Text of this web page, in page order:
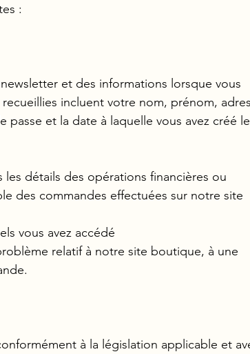
:
et des informations lorsque vous
incluent votre nom, prénom,
et la date à laquelle vous avez créé le
détails des opérations financières ou
des commandes effectuées sur notre site
vous avez accédé
relatif à notre site boutique, à une
à la législation applicable et